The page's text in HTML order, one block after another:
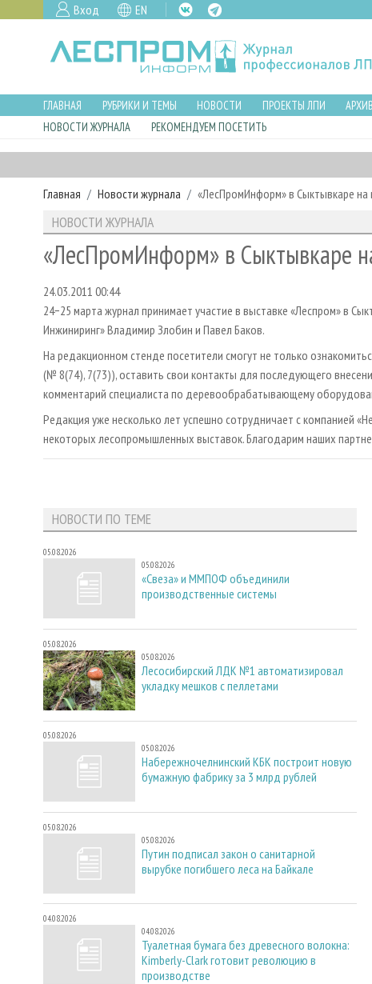
Вход EN
ГЛАВНАЯ РУБРИКИ И ТЕМЫ НОВОСТИ ПРОЕКТЫ ЛПИ АРХИВ
НОВОСТИ ЖУРНАЛА
РЕКОМЕНДУЕМ ПОСЕТИТЬ
Главная Новости журнала «ЛесПромИнформ» в Сыктывкаре на
НОВОСТИ ЖУРНАЛА
«ЛесПромИнформ» в Сыктывкаре
24.03.2011 00:44
24−25 марта журнал принимает участие в выставке «Леспром» в
Инжиниринг» Владимир Злобин и Павел Баков.
На редакционном стенде посетители смогут не только
(№ 8(74), 7(73)), оставить свои контакты для последующего
комментарий специалиста по деревообрабатывающему
Редакция уже несколько лет успешно сотрудничает с компанией
некоторых лесопромышленных выставок. Благодарим наших
НОВОСТИ ПО ТЕМЕ
05.08.2026
05.08.2026
«Свеза» и ММПОФ объединили
производственные системы
05.08.2026
05.08.2026
Лесосибирский ЛДК №1 автоматизировал
укладку мешков с пеллетами
05.08.2026
05.08.2026
Набережночелнинский КБК построит новую
бумажную фабрику за 3 млрд рублей
05.08.2026
05.08.2026
Путин подписал закон о санитарной
вырубке погибшего леса на Байкале
04.08.2026
04.08.2026
Туалетная бумага без древесного волокна:
Kimberly-Clark готовит революцию в
производстве